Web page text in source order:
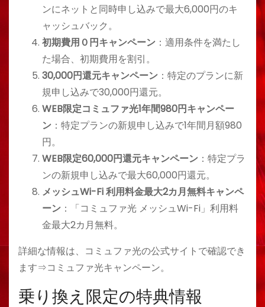
ンにネットと同時申し込みで最大6,000円のキ
ャッシュバック。
初期費用０円キャンペーン ：適用条件を満たし
た場合、初期費用を割引。
30,000円還元キャンペーン ：特定のプランに新
規申し込みで30,000円還元。
WEB限定コミュファ光1年間980円キャンペー
ン ：特定プランの新規申し込みで1年間月額980
円。
WEB限定60,000円還元キャンペーン ：特定プラ
ンの新規申し込みで最大60,000円還元。
メッシュWi-Fi 利用料金最大2カ月無料キャンペ
ーン ：「コミュファ光 メッシュWi-Fi」利用料
金最大2カ月無料。
詳細な情報は、コミュファ光の公式サイトで確認でき
ます⇒コミュファ光キャンペーン​​。
乗り換え限定の特典情報